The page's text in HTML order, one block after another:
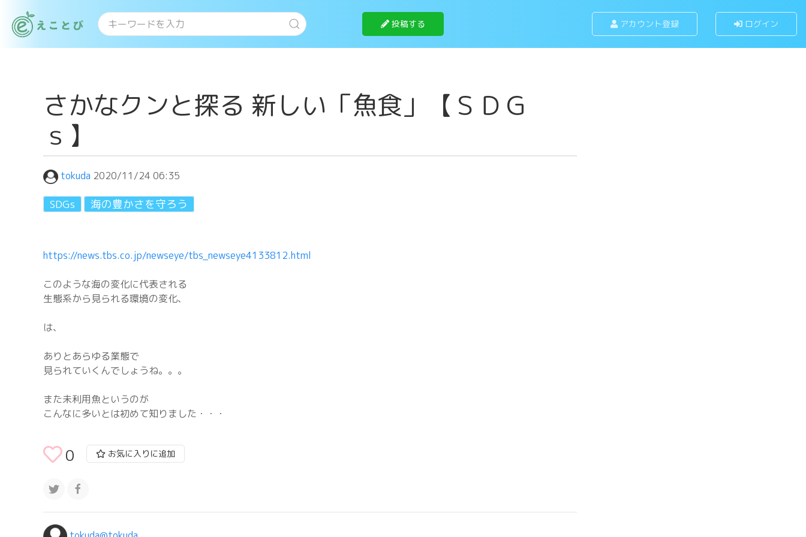
投稿する アカウント登録 ログイン
さかなクンと探る 新しい「魚食」【ＳＤＧ
ｓ】
tokuda 2020/11/24 06:35
SDGs 海の豊かさを守ろう
https://news.tbs.co.jp/newseye/tbs_newseye4133812.html
このような海の変化に代表される
生態系から見られる環境の変化、
は、
ありとあらゆる業態で
見られていくんでしょうね。。。
また未利用魚というのが
こんなに多いとは初めて知りました・・・
0 お気に入りに追加